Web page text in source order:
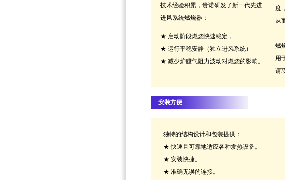
技术经验积累，贵诺研发了新一代先进
进风系统燃烧器：
★ 启动阶段燃烧快速稳定，
★ 运行平稳安静（独立进风系统）
★ 减少炉膛气阻力波动对燃烧的影响。
度
从
燃
用
请
安装方便
独特的结构设计和包装提供：
★ 快速且可靠地适应各种发热设备。
★ 安装快捷。
★ 准确无误的连接。